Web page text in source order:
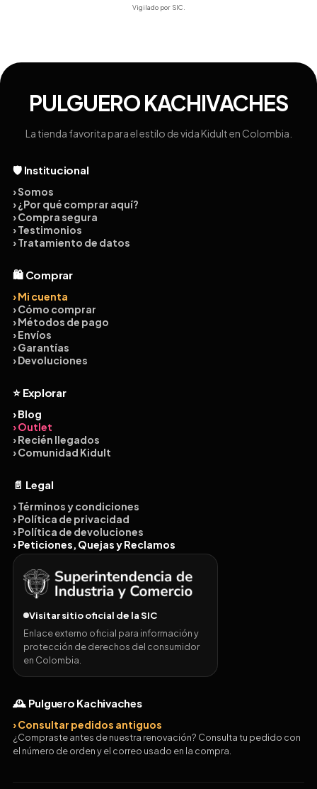
Vigilado por SIC.
PULGUERO KACHIVACHES
La tienda favorita para el estilo de vida Kidult en Colombia.
🛡️ Institucional
› Somos
› ¿Por qué comprar aquí?
› Compra segura
› Testimonios
› Tratamiento de datos
🛍️ Comprar
› Mi cuenta
› Cómo comprar
› Métodos de pago
› Envíos
› Garantías
› Devoluciones
⭐ Explorar
› Blog
› Outlet
› Recién llegados
› Comunidad Kidult
📄 Legal
› Términos y condiciones
› Política de privacidad
› Política de devoluciones
› Peticiones, Quejas y Reclamos
Visitar sitio oficial de la SIC
Enlace externo oficial para información y
protección de derechos del consumidor
en Colombia.
🕰️ Pulguero Kachivaches
› Consultar pedidos antiguos
¿Compraste antes de nuestra renovación? Consulta tu pedido con
el número de orden y el correo usado en la compra.